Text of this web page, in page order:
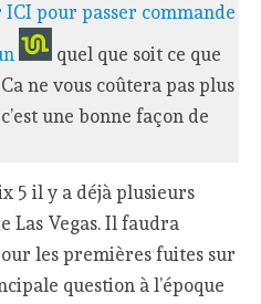
ICI pour passer commande
quel que soit ce que
ne vous coûtera pas plus
une bonne façon de
5 il y a déjà plusieurs
Las Vegas. Il faudra
les premières fuites sur
question à l’époque